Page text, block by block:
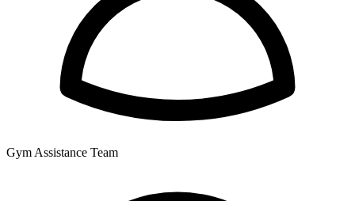
Gym Assistance Team